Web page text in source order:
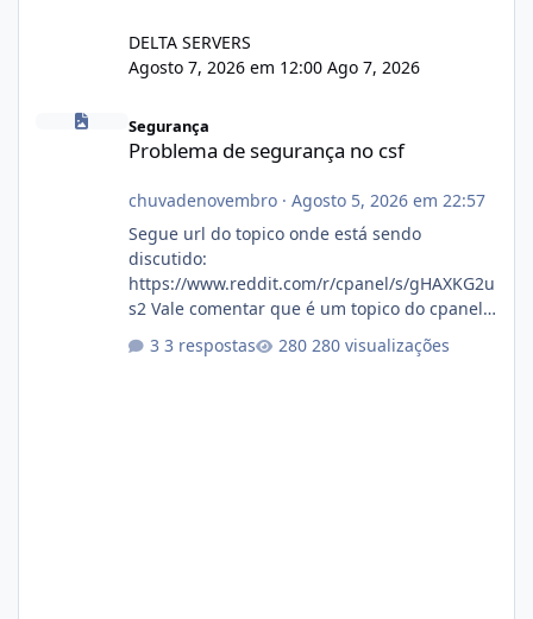
DELTA SERVERS
Agosto 7, 2026 em 12:00 Ago 7, 2026
Segurança
Problema de segurança no csf
chuvadenovembro· Agosto 5, 2026 em 22:57
Segue url do topico onde está sendo
discutido:
https://www.reddit.com/r/cpanel/s/gHAXKG2u
s2 Vale comentar que é um topico do cpanel...
3 respostas 280 visualizações